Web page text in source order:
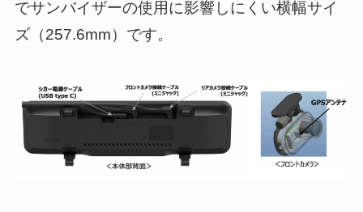
でサンバイザーの使用に影響しにくい横幅サイ
ズ（257.6mm）です。